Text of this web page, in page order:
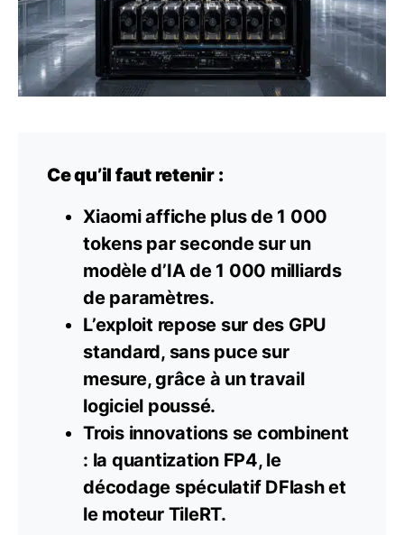
Ce qu’il faut retenir :
Xiaomi affiche plus de 1 000
tokens par seconde sur un
modèle d’IA de 1 000 milliards
de paramètres.
L’exploit repose sur des GPU
standard, sans puce sur
mesure, grâce à un travail
logiciel poussé.
Trois innovations se combinent
: la quantization FP4, le
décodage spéculatif DFlash et
le moteur TileRT.